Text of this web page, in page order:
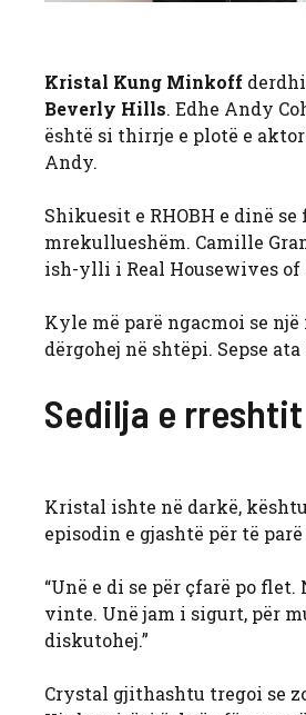
Kristal Kung Minkoff
Beverly Hills. Edhe Andy
është si thirrje e plotë e
Andy.
Shikuesit e RHOBH e dinë
mrekullueshëm. Camille
ish-ylli i Real Housewives
Kyle më parë ngacmoi se
dërgohej në shtëpi. Sepse
Sedilja e rreshtit
Kristal ishte në darkë,
episodin e gjashtë për të
“Unë e di se për çfarë po
vinte. Unë jam i sigurt, për
diskutohej.”
Crystal gjithashtu tregoi se